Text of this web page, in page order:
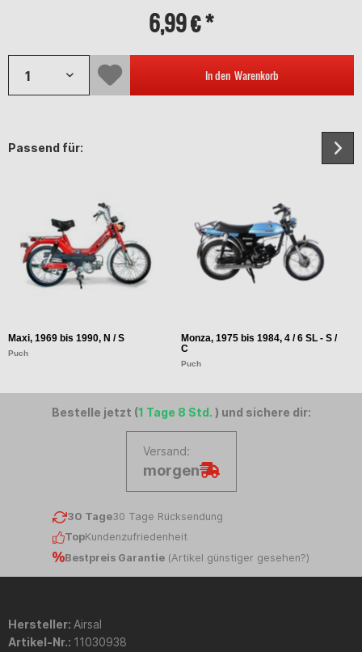
6,99 € *
In den Warenkorb
Passend für:
Maxi, 1969 bis 1990, N / S
Puch
Monza, 1975 bis 1984, 4 / 6 SL - S /
C
Puch
Bestelle jetzt (1 Tage 8 Std. ) und sichere dir:
Versand:
morgen
30 Tage30 Tage Rücksendung
TopKundenzufriedenheit
Bestpreis Garantie (Artikel günstiger gesehen?)
Hersteller: Airsal
Artikel-Nr.: 11030938